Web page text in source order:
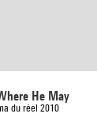
He May
du réel 2010